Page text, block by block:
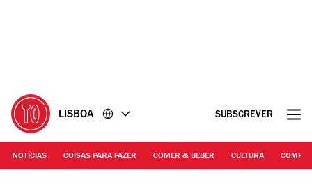
LISBOA SUBSCREVER
NOTÍCIAS COISAS PARA FAZER COMER & BEBER CULTURA
Chiado Comedy Club